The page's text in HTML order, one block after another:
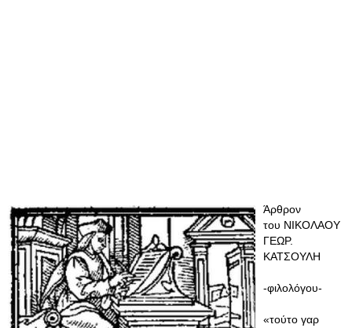
Άρθρον
του ΝΙΚΟΛΑΟΥ
ΓΕΩΡ.
ΚΑΤΣΟΥΛΗ
-φιλολόγου-
«τούτο γαρ